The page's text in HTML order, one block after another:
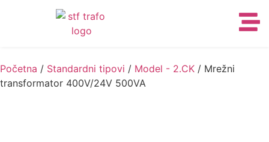
Početna / Standardni tipovi / Model - 2.CK / Mrežni
transformator 400V/24V 500VA